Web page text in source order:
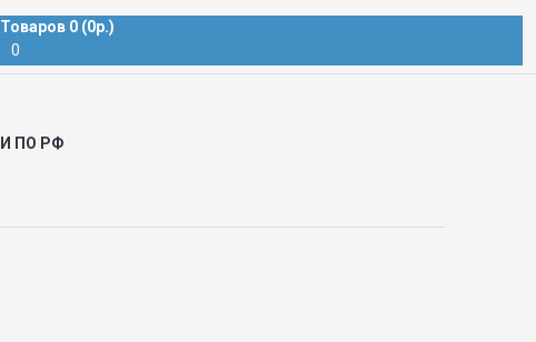
Товаров 0 (0р.)
0
ПО РФ